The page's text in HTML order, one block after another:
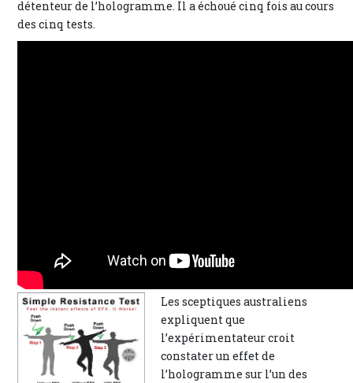
détenteur de l’hologramme. Il a échoué cinq fois au cours
des cinq tests.
Les sceptiques australiens
expliquent que
l’expérimentateur croit
constater un effet de
l’hologramme sur l’un des